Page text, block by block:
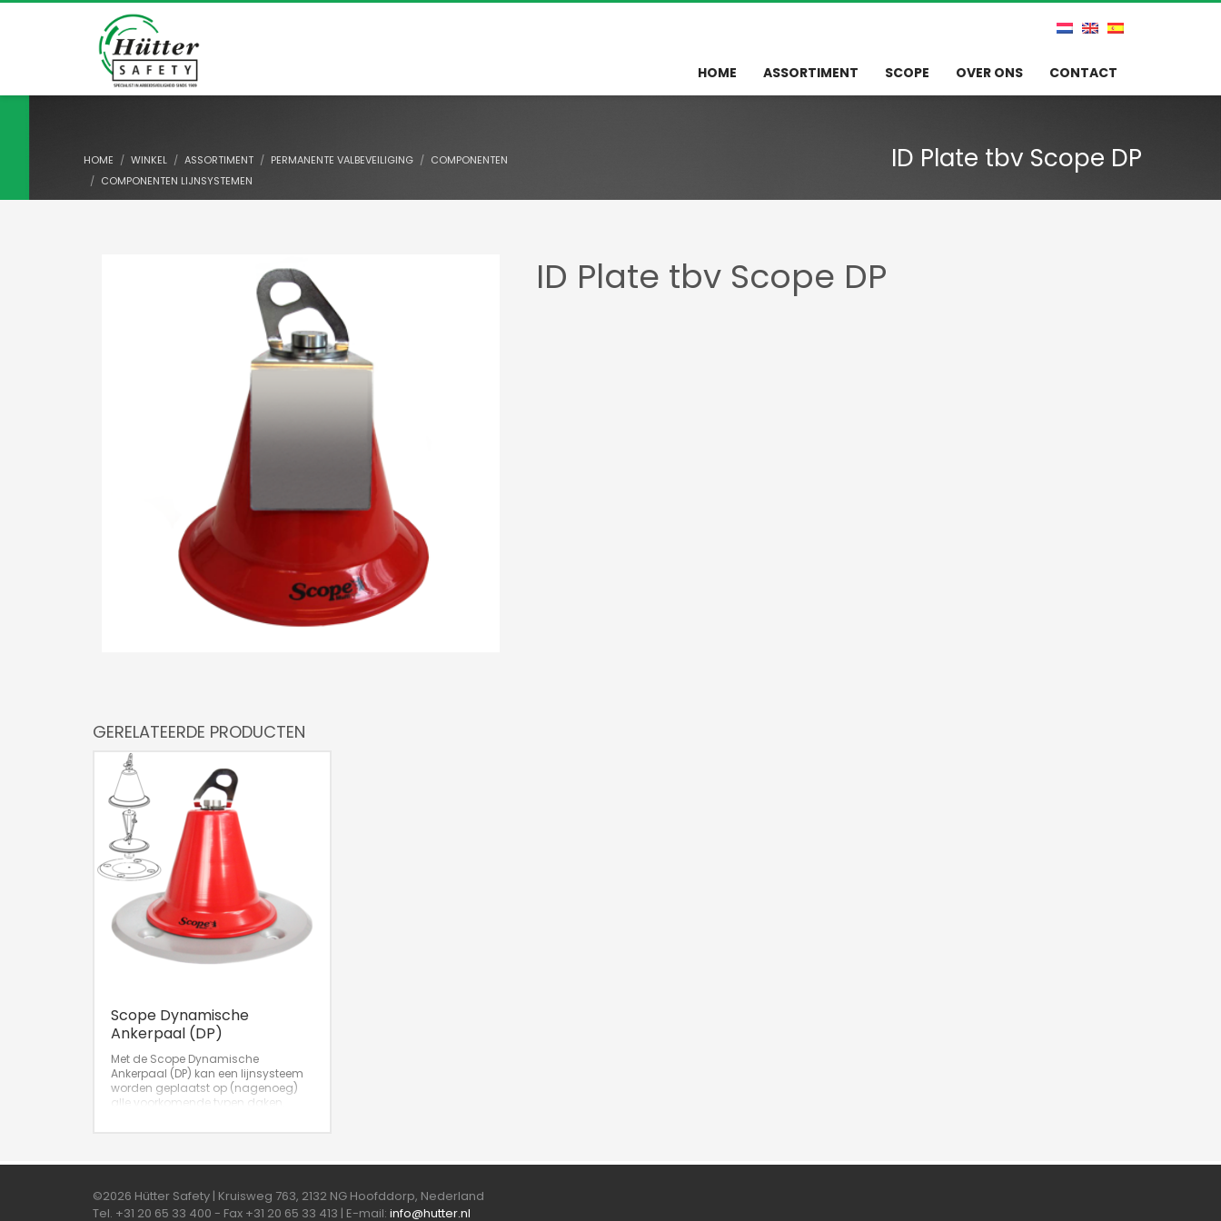
HOME ASSORTIMENT SCOPE OVER ONS CONTACT
HOME WINKEL ASSORTIMENT PERMANENTE VALBEVEILIGING
COMPONENTEN
COMPONENTEN LIJNSYSTEMEN
ID Plate tbv Scope DP
ID Plate tbv Scope DP
GERELATEERDE PRODUCTEN
Scope Dynamische
Ankerpaal (DP)
Met de Scope Dynamische
Ankerpaal (DP) kan een lijnsysteem
worden geplaatst op (nagenoeg)
alle voorkomende typen daken.
©2026 Hütter Safety | Kruisweg 763, 2132 NG Hoofddorp, Nederland
Tel. +31 20 65 33 400 - Fax +31 20 65 33 413 | E-mail: info@hutter.nl